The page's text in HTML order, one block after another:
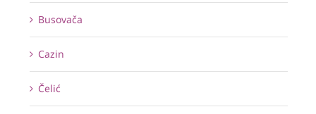
Busovača
Cazin
Čelić